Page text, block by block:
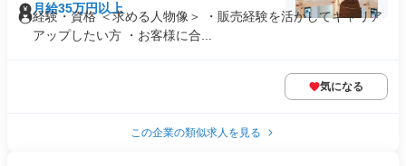
月給35万円以上
経験・資格 ＜求める人物像＞ ・販売経験を活かしてキャリア
アップしたい方 ・お客様に合...
気になる
この企業の類似求人を見る